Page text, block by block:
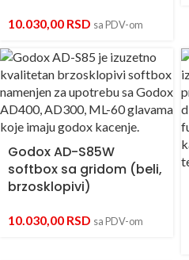
10.030,00 RSD sa PDV-om
Godox AD-S85W
softbox sa gridom (beli,
brzosklopivi)
10.030,00 RSD sa PDV-om